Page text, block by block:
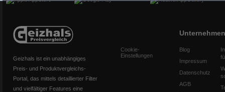
Geizhals ist ein unabhängiges
Preis- und Produktvergleichs-
Portal, das mittels detaillierter Filter
und vielfältiger Features eine
Cookie-
Einstellungen
Unternehmen
Blog
Impressum
Datenschutz
AGB